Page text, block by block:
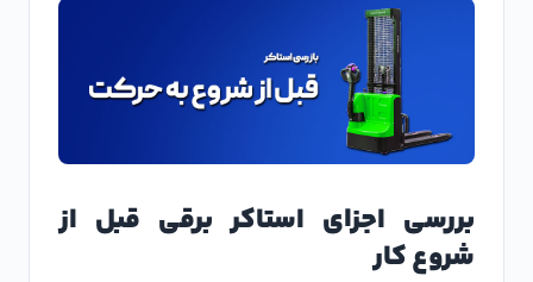
بررسی اجزای استاکر برقی قبل از
شروع کار